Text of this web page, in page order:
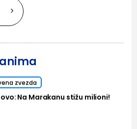
zvezda
Na Marakanu stižu milioni!